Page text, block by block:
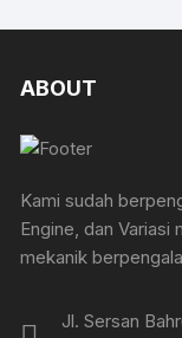
ABOUT
Kami sudah
Engine, dan Variasi
mekanik
Jl. Sersan